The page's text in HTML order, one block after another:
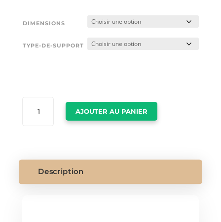
DIMENSIONS
TYPE-DE-SUPPORT
AJOUTER AU PANIER
Description